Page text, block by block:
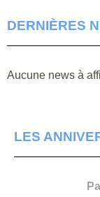
DERNIÈRES
Aucune news à
LES